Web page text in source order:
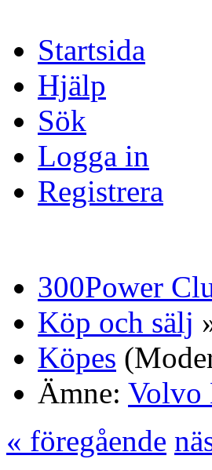
Startsida
Hjälp
Sök
Logga in
Registrera
300Power
Köp och sälj
Köpes
Ämne: Volvo
« föregående